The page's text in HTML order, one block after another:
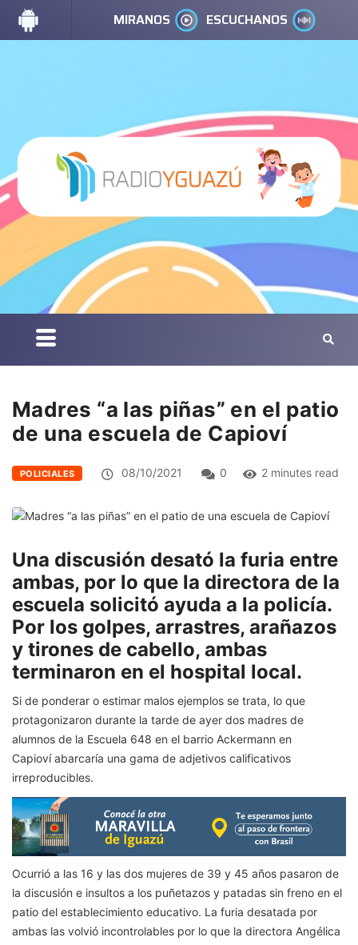
MIRANOS ESCUCHANOS
Madres “a las piñas” en el patio
de una escuela de Capioví
POLICIALES 08/10/2021 0 2 minutes read
Una discusión desató la furia entre
ambas, por lo que la directora de la
escuela solicitó ayuda a la policía.
Por los golpes, arrastres, arañazos
y tirones de cabello, ambas
terminaron en el hospital local.
Si de ponderar o estimar malos ejemplos se trata, lo que
protagonizaron durante la tarde de ayer dos madres de
alumnos de la Escuela 648 en el barrio Ackermann en
Capioví abarcaría una gama de adjetivos calificativos
irreproducibles.
Ocurrió a las 16 y las dos mujeres de 39 y 45 años pasaron de
la discusión e insultos a los puñetazos y patadas sin freno en el
patio del establecimiento educativo. La furia desatada por
ambas las volvió incontrolables por lo que la directora Angélica